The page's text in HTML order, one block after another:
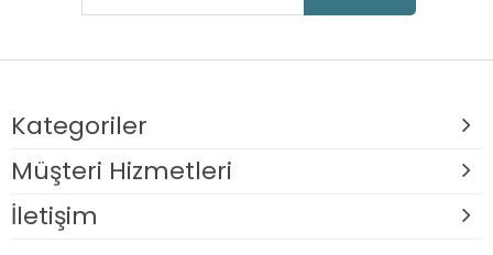
Kategoriler
Müşteri Hizmetleri
İletişim